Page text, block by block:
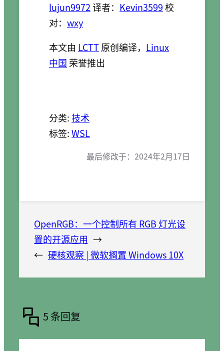
lujun9972译者： Kevin3599校
对： wxy
本文由 LCTT原创编译， Linux
中国荣誉推出
分类:技术
标签:WSL
最后修改于： 2024年2月17日
OpenRGB：一个控制所有 RGB 灯光设
置的开源应用 →
← 硬核观察 | 微软搁置 Windows 10X
5 条回复